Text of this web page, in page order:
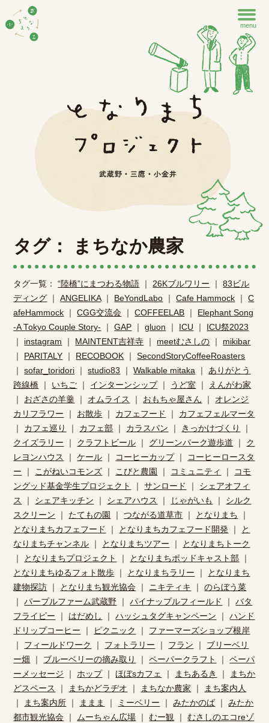
menu
タグ： まちなか農家
タグ一覧：“陸橋”にまつわる物語 ｜ 26Kブルワリー ｜83ビル
ディング ｜ANGELIKA｜ BeYondLabo ｜Cafe Hammock ｜C
afeHammock ｜CGG交流会 ｜COFFEELAB ｜ Elephant Song
-A Tokyo Couple Story- ｜GAP ｜gluon ｜ ICU ｜ ICU祭2023
｜ instagram ｜ MAINTENT吉祥寺 ｜ meetむさしの ｜ mikibar
｜ PARITALY ｜ RECOBOOK ｜SecondStoryCoffeeRoasters
｜sofar_toridori ｜studio83 ｜Walkable mitaka ｜ ありがとう
跨線橋 ｜ いちご ｜ インターンシップ｜ うど室 ｜
えんがわ家
｜ おざさの羊羹 ｜ オムライス ｜ おもちゃ屋さん ｜ オレンジ
カリフラワー ｜ お散歩 ｜ カフェフード ｜ カフェフェルマータ
｜ カフェ巡り ｜ カフェ部 ｜ カラスパン ｜ きっかけづくり
｜
クイズラリー ｜ クラフトビール ｜ グリーンパーク遊歩道 ｜ ク
レヨンハウス
｜ケール ｜ コーヒーカップ｜
コーヒーロースタ
ー ｜ こがねいコモンズ ｜ こびと農園 ｜ コミュニティ ｜
コモ
ングッド基金学生プロジェクト
｜サンロード ｜ シェアオフィ
ス
｜ シェアキッチン ｜ シェアハウス ｜ じゃがいも ｜ シルク
スクリーン ｜ たてもの園 ｜つながる道草市 ｜ となりまち ｜
となりまちカフェフード
｜ となりまちカフェフード開発 ｜
と
なりまちチャンネル ｜ となりまちツアー ｜
となりまちトーク
｜
となりまちプロジェクト ｜ となりまちポッドキャスト部 ｜
となりまちゆるフォト散歩 ｜ となりまちラリー ｜
となりまち
建物探訪 ｜ となりまち観光協会 ｜ ニキティキ ｜のらぼう菜
｜パープルファーム武蔵野 ｜パイナップルフィールド ｜バタ
フライピー ｜ はだめし ｜ハッシュタグキャンペーン ｜ハンド
ドリップコーヒー ｜ ピクニック ｜ ファーマーズショップ根岸
｜ フィールドワーク ｜ フォトラリー ｜ フラン ｜ ブリーベリ
ー畑 ｜ ブルーベリーの摘み取り ｜ペーパークラフト ｜ペーパ
ーメッセージ ｜ ホップ｜ほぼsカフェ ｜ まちあるき ｜
まちか
どスペース
｜ まちかどラヂオ ｜ まちなか農家 ｜
まち案内人
｜
まち案内所 ｜ ままま ｜ ミーベリー ｜みたかのば ｜みたか
都市観光協会 ｜ ムーちゃん広場 ｜むー観 ｜むさしのエコreゾ